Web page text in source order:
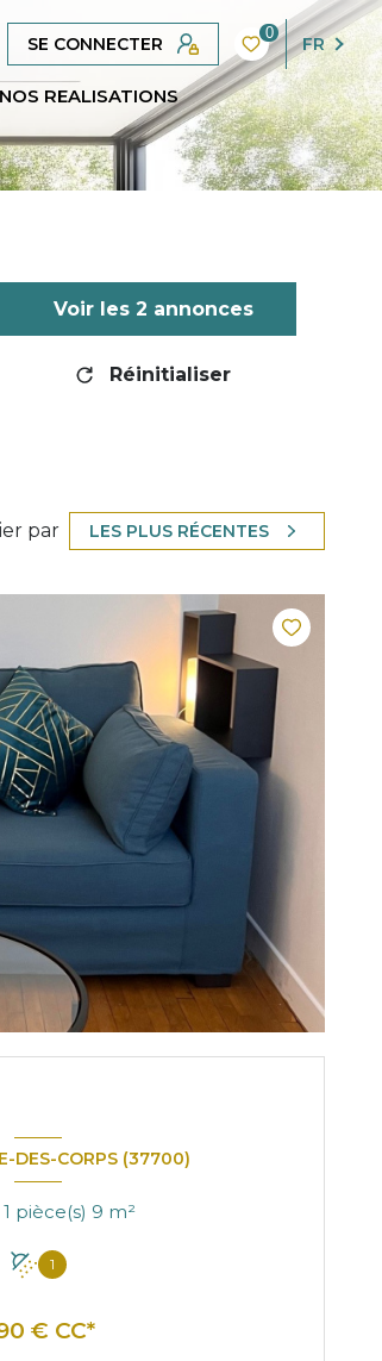
SE CONNECTER
0
FR
NOS REALISATIONS
Voir les 2 annonces
Réinitialiser
par LES PLUS RÉCENTES
DES-CORPS (37700)
Studio 1 pièce(s) 9 m²
1
€ CC*